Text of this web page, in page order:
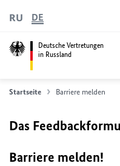
Deutsche Vertretungen
in Russland
RU DE
Startseite Barriere melden
Das
Barriere melden!